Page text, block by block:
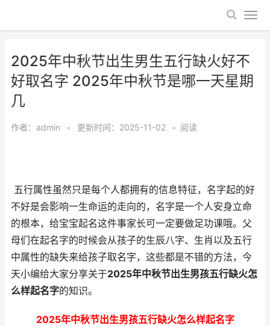
2025年中秋节出生男生五行缺火好不
好取名字 2025年中秋节是哪一天星期
几
作者： admin • 更新时间：2025-11-02 • 阅读
五行属性虽然只是每个人都拥有的信息特征，名字起的好
不好是会影响一生命运的走向的，名字是一个人安身立命
的根本，给宝宝起名这件事家长可一定要做足功课哦。父
母们在起名字的时候会从孩子的生辰八字、生肖以及五行
中属性的缺失来给孩子取名字，这些都是不错的方法，今
天小编给大家分享关于2025年中秋节出生男孩五行缺火怎
么样起名字的知识。
2025年中秋节出生男孩五行缺火怎么样起名字